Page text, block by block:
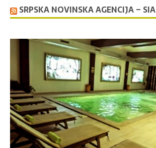
SRPSKA NOVINSKA AGENCIJA – SIA